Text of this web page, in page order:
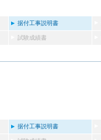
据付工事説明書
試験成績書
据付工事説明書